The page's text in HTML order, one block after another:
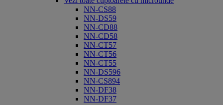
NN-CS88
NN-DS59
NN-CD88
NN-CD58
NN-CT57
NN-CT56
NN-CT55
NN-DS596
NN-CS894
NN-DF38
NN-DF37